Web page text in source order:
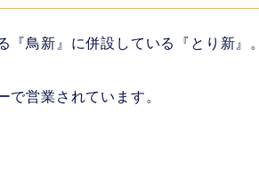
『鳥新』に併設している『とり新』。
で営業されています。